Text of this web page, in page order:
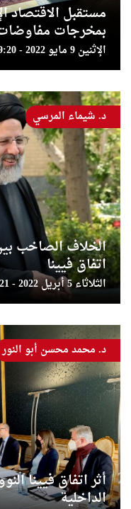
مستقبل الاقتصاد
بمخرجات مفاوضات
الإثنين 9 مايو 2022 - 15:29:20
الخلاف الصاخب
اتفاق فيينا
الثلاثاء 5 أبريل 2022 - 00:26:21
د. شيماء المرسي
أثر اتفاق فيينا
الداخلية
د. محمد محسن أبو النور